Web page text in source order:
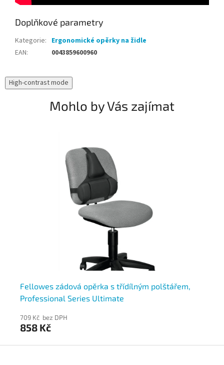
Doplňkové parametry
Kategorie: Ergonomické opěrky na židle
EAN: 0043859600960
High-contrast mode
Mohlo by Vás zajímat
Fellowes zádová opěrka s třídílným polštářem,
Professional Series Ultimate
709 Kč bez DPH
858 Kč